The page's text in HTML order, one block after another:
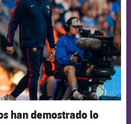
han demostrado lo